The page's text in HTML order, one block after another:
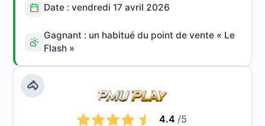
Date : vendredi 17 avril 2026
Gagnant : un habitué du point de vente « Le
Flash »
🐴
4.4 /5